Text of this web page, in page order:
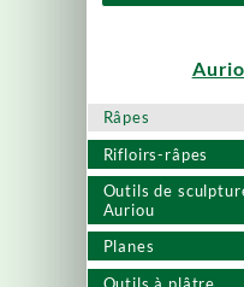
Râpes
Rifloirs-râpes
Outils de
Auriou
Planes
Outils à plâtre